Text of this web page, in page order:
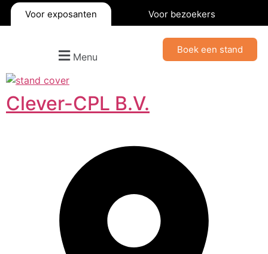
Voor exposanten Voor bezoekers
Menu
Boek een stand
Clever-CPL B.V.